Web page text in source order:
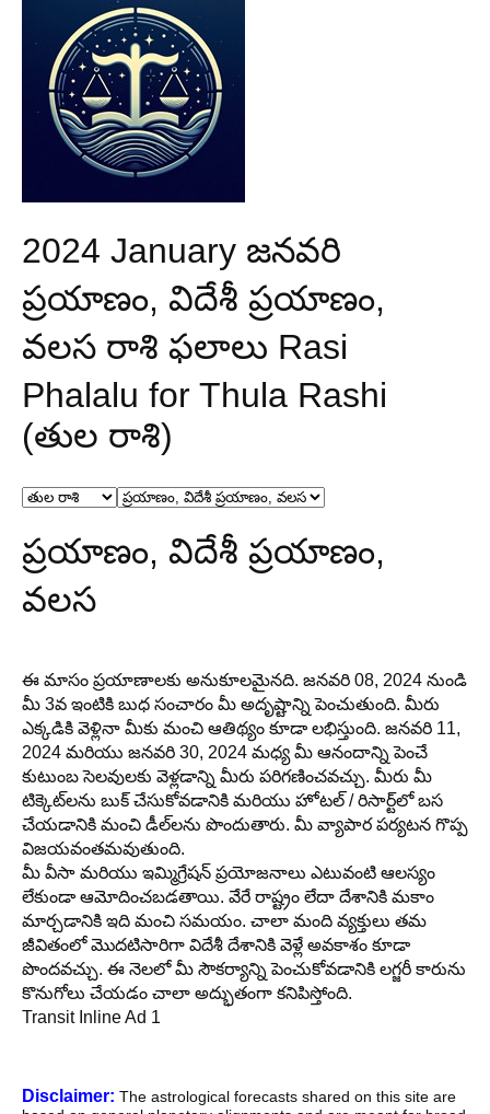
2024 January జనవరి
ప్రయాణం, విదేశీ ప్రయాణం,
వలస రాశి ఫలాలు Rasi
Phalalu for Thula Rashi
(తుల రాశి)
ప్రయాణం, విదేశీ ప్రయాణం,
వలస
ఈ మాసం ప్రయాణాలకు అనుకూలమైనది. జనవరి 08, 2024 నుండి
మీ 3వ ఇంటికి బుధ సంచారం మీ అదృష్టాన్ని పెంచుతుంది. మీరు
ఎక్కడికి వెళ్లినా మీకు మంచి ఆతిథ్యం కూడా లభిస్తుంది. జనవరి 11,
2024 మరియు జనవరి 30, 2024 మధ్య మీ ఆనందాన్ని పెంచే
కుటుంబ సెలవులకు వెళ్లడాన్ని మీరు పరిగణించవచ్చు. మీరు మీ
టిక్కెట్‌లను బుక్ చేసుకోవడానికి మరియు హోటల్ / రిసార్ట్‌లో బస
చేయడానికి మంచి డీల్‌లను పొందుతారు. మీ వ్యాపార పర్యటన గొప్ప
విజయవంతమవుతుంది.
మీ వీసా మరియు ఇమ్మిగ్రేషన్ ప్రయోజనాలు ఎటువంటి ఆలస్యం
లేకుండా ఆమోదించబడతాయి. వేరే రాష్ట్రం లేదా దేశానికి మకాం
మార్చడానికి ఇది మంచి సమయం. చాలా మంది వ్యక్తులు తమ
జీవితంలో మొదటిసారిగా విదేశీ దేశానికి వెళ్లే అవకాశం కూడా
పొందవచ్చు. ఈ నెలలో మీ సౌకర్యాన్ని పెంచుకోవడానికి లగ్జరీ కారును
కొనుగోలు చేయడం చాలా అద్భుతంగా కనిపిస్తోంది.
Transit Inline Ad 1
Disclaimer: The astrological forecasts shared on this site are